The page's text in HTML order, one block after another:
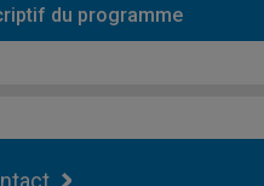
du programme